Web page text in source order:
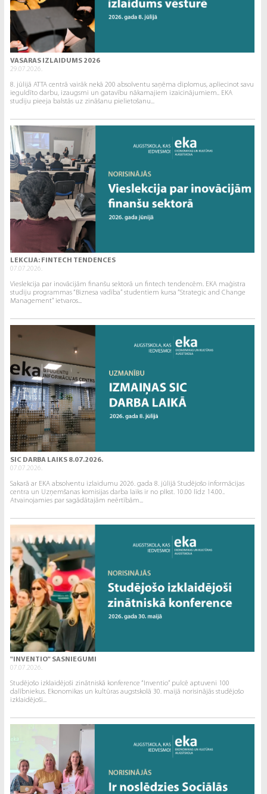
VASARAS IZLAIDUMS 2026
29.07.2026.
8. jūlijā ATTA centrā vairāk nekā 200 absolventu saņēma diplomus, apliecinot savu
ieguldīto darbu, izaugsmi un gatavību nākamajiem izaicinājumiem.. EKA
studiju pieeja balstās uz zināšanu pielietošanu...
LEKCIJA: FINTECH TENDENCES
07.07.2026.
Vieslekcija par inovācijām finanšu sektorā un fintech tendencēm. EKA maģistra
studiju programmas “Biznesa vadība” studentiem kursa “Strategic and Change
Management” ietvaros...
SIC DARBA LAIKS 8.07.2026.
07.07.2026.
Sakarā ar EKA absolventu izlaidumu 2026. gada 8. jūlijā Studējošo informācijas
centra un Uzņemšanas komisijas darba laiks ir no plkst. 10.00 līdz 14.00..
Atvainojamies par sagādātajām neērtībām...
"INVENTIO" SASNIEGUMI
07.07.2026.
Studējošo izklaidējoši zinātniskā konference “Inventio” pulcē aptuveni 100
dalībniekus. Ekonomikas un kultūras augstskolā 30. maijā norisinājās studējošo
izklaidējoši...